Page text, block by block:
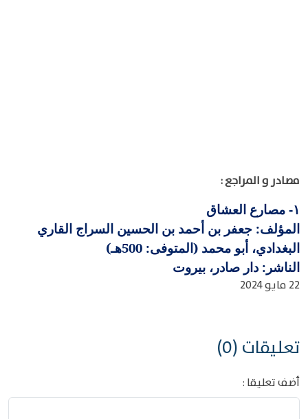
مصادر و المراجع :
١-
مصارع العشاق
المؤلف: جعفر بن أحمد بن الحسين السراج القاري
البغدادي، أبو محمد (المتوفى: 500هـ)
الناشر: دار صادر، بيروت
22 مايو 2024
تعليقات (0)
أضف تعليقا :